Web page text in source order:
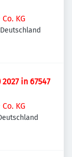
KG
in 67547
KG